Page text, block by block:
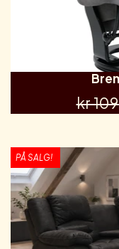
kr
PÅ SALG!